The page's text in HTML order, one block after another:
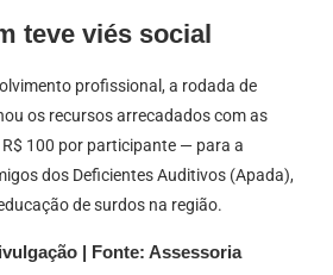
teve viés social
profissional, a rodada de
os recursos arrecadados com as
100 por participante — para a
dos Deficientes Auditivos (Apada),
de surdos na região.
| Fonte: Assessoria